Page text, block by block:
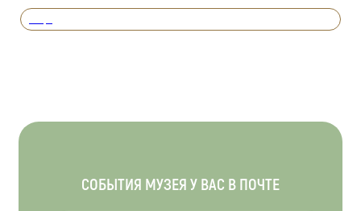
СОБЫТИЯ МУЗЕЯ У ВАС В ПОЧТЕ